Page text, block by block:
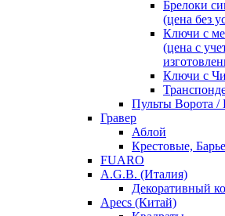
Брелоки
(цена без
Ключи с
(цена с
Ключи с
Пульты Ворота
Гравер
Аблой
Крестовые,
FUARO
A.G.B. (Италия)
Декоративный
Apecs (Китай)